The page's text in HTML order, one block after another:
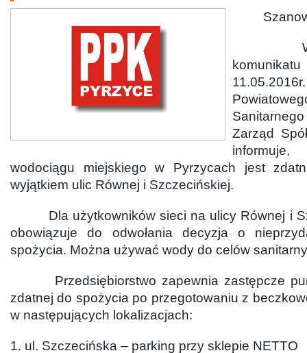
W
Zarząd
wodociągu miejskiego w Pyrzycach jest
wyjątkiem ulic Równej i Szczecińskiej.
Dla użytkowników sieci na ulicy Równej i
obowiązuje do odwołania decyzja o
spożycia. Można używać wody do celów
Przedsiębiorstwo zapewnia zastępcze
zdatnej do spożycia po przegotowaniu z
w następujących lokalizacjach:
1. ul. Szczecińska – parking przy sklepie NETTO